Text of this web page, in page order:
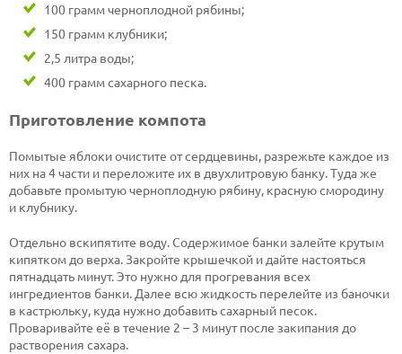
100 грамм черноплодной рябины;
150 грамм клубники;
2,5 литра воды;
400 грамм сахарного песка.
Приготовление компота
Помытые яблоки очистите от сердцевины, разрежьте каждое из
них на 4 части и переложите их в двухлитровую банку. Туда же
добавьте промытую черноплодную рябину, красную смородину
и клубнику.
Отдельно вскипятите воду. Содержимое банки залейте крутым
кипятком до верха. Закройте крышечкой и дайте настояться
пятнадцать минут. Это нужно для прогревания всех
ингредиентов банки. Далее всю жидкость перелейте из баночки
в кастрюльку, куда нужно добавить сахарный песок.
Проваривайте её в течение 2 – 3 минут после закипания до
растворения сахара.